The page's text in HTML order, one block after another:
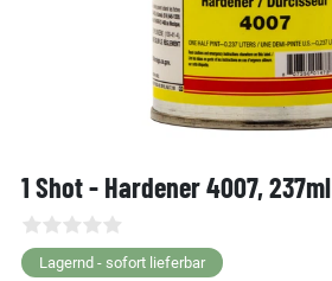
1 Shot - Hardener 4007,
Lagernd - sofort lieferbar